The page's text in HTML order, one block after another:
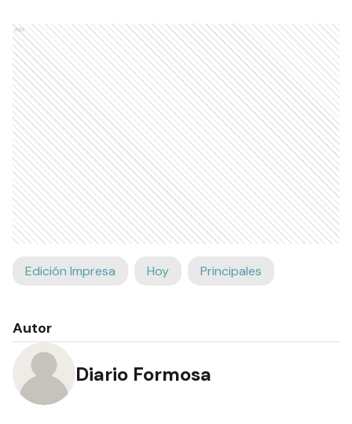
Ads
Edición Impresa Hoy Principales
Autor
Diario Formosa